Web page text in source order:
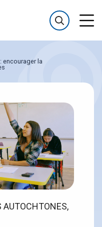
encourager la
AUTOCHTONES,